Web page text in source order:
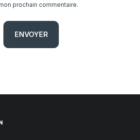
prochain commentaire.